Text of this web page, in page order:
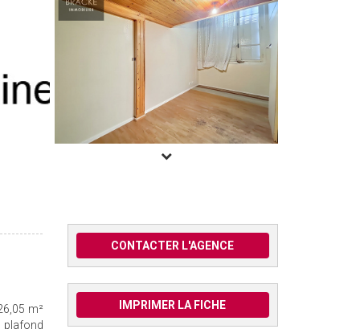
m²
plafond
CONTACTER L'AGENCE
IMPRIMER LA FICHE